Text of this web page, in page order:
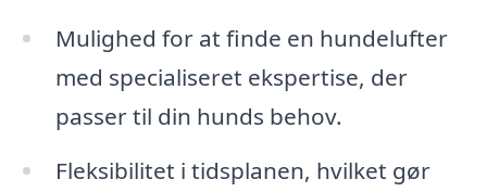
Mulighed for at finde en hundelufter
med specialiseret ekspertise, der
passer til din hunds behov.
Fleksibilitet i tidsplanen, hvilket gør